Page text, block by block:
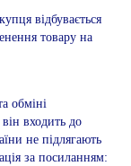
відбувається
товару на
обміні
входить до
не підлягають
за посиланням: